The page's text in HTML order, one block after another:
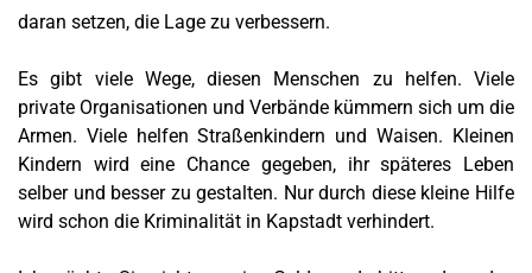
daran setzen, die Lage zu verbessern.
Es gibt viele Wege, diesen Menschen zu helfen. Viele
private Organisationen und Verbände kümmern sich um die
Armen. Viele helfen Straßenkindern und Waisen. Kleinen
Kindern wird eine Chance gegeben, ihr späteres Leben
selber und besser zu gestalten. Nur durch diese kleine Hilfe
wird schon die Kriminalität in Kapstadt verhindert.